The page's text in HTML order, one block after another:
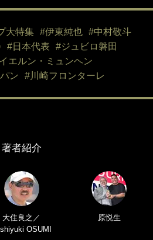
大特集 #伊東純也
#中村敬斗
#日本代表
#ジュビロ磐田
エルン・ミュンヘン
ン
#川崎フロンターレ
著者紹介
大住良之／
OSUMI
原悦生